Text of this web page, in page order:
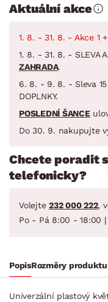
Aktuální akce
1. 8. - 31. 8. - Akce 1
1. 8. - 31. 8. - SLEVA
ZAHRADA.
6. 8. - 9. 8. - Sleva
DOPLNKY.
POSLEDNÍ ŠANCE
Do 30. 9. nakupujte
Chcete poradit
telefonicky?
Volejte 232 000 222,
Po - Pá 8:00 - 18:00
PopisRozměry produktu
Univerzální plastový